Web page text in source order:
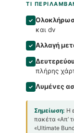
ΤΙ
✓
και dv
✓ Αλλαγή
✓
πλήρης
✓ Λυμένες
Σημείωση: Η
πακέτα «Απ’
«Ultimate